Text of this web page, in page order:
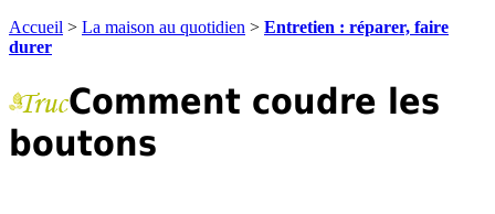
Accueil > La maison au quotidien > Entretien : réparer, faire
durer
Comment coudre les
boutons